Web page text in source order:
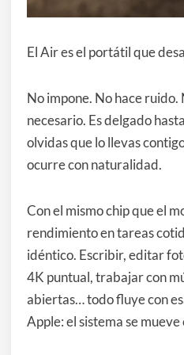
El Air es el portátil que
No impone. No hace ruido.
necesario. Es delgado
olvidas que lo llevas
ocurre con naturalidad.
Con el mismo chip que el
rendimiento en tareas
idéntico. Escribir, editar
4K puntual, trabajar con
abiertas… todo fluye con
Apple: el sistema se mueve